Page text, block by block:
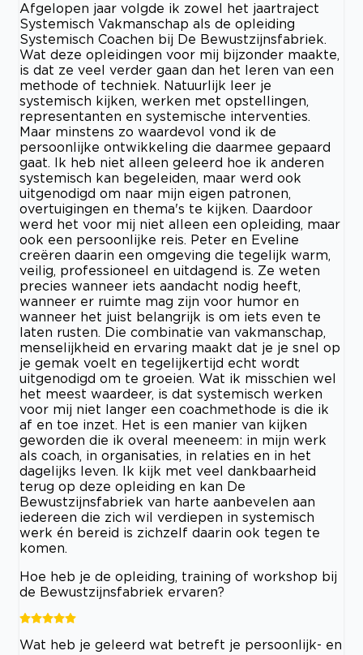
Afgelopen jaar volgde ik zowel het jaartraject
Systemisch Vakmanschap als de opleiding
Systemisch Coachen bij De Bewustzijnsfabriek.
Wat deze opleidingen voor mij bijzonder maakte,
is dat ze veel verder gaan dan het leren van een
methode of techniek. Natuurlijk leer je
systemisch kijken, werken met opstellingen,
representanten en systemische interventies.
Maar minstens zo waardevol vond ik de
persoonlijke ontwikkeling die daarmee gepaard
gaat. Ik heb niet alleen geleerd hoe ik anderen
systemisch kan begeleiden, maar werd ook
uitgenodigd om naar mijn eigen patronen,
overtuigingen en thema's te kijken. Daardoor
werd het voor mij niet alleen een opleiding, maar
ook een persoonlijke reis. Peter en Eveline
creëren daarin een omgeving die tegelijk warm,
veilig, professioneel en uitdagend is. Ze weten
precies wanneer iets aandacht nodig heeft,
wanneer er ruimte mag zijn voor humor en
wanneer het juist belangrijk is om iets even te
laten rusten. Die combinatie van vakmanschap,
menselijkheid en ervaring maakt dat je je snel op
je gemak voelt en tegelijkertijd echt wordt
uitgenodigd om te groeien. Wat ik misschien wel
het meest waardeer, is dat systemisch werken
voor mij niet langer een coachmethode is die ik
af en toe inzet. Het is een manier van kijken
geworden die ik overal meeneem: in mijn werk
als coach, in organisaties, in relaties en in het
dagelijks leven. Ik kijk met veel dankbaarheid
terug op deze opleiding en kan De
Bewustzijnsfabriek van harte aanbevelen aan
iedereen die zich wil verdiepen in systemisch
werk én bereid is zichzelf daarin ook tegen te
komen.
Hoe heb je de opleiding, training of workshop bij
de Bewustzijnsfabriek ervaren?
Wat heb je geleerd wat betreft je persoonlijk- en